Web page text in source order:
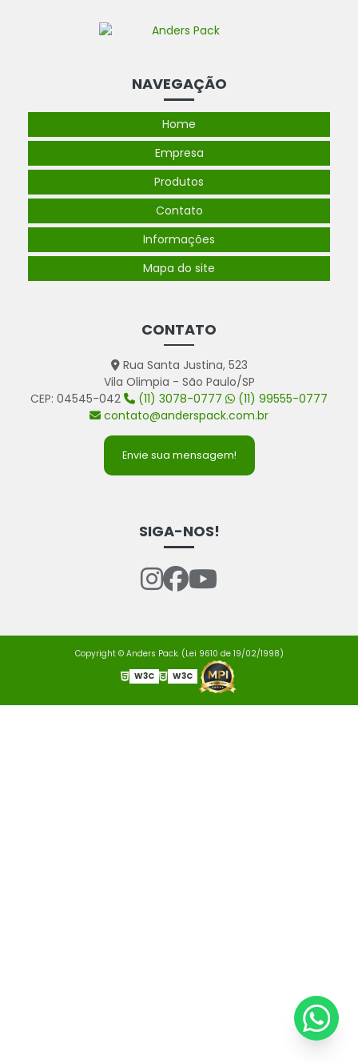
NAVEGAÇÃO
Home
Empresa
Produtos
Contato
Informações
Mapa do site
CONTATO
Rua Santa Justina, 523
Vila Olimpia - São Paulo/SP
CEP: 04545-042
(11) 3078-0777
(11) 99555-0777
contato@anderspack.com.br
Envie sua mensagem!
SIGA-NOS!
Copyright © Anders Pack. (Lei 9610 de 19/02/1998)
W3C
W3C